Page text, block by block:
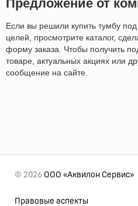
Предложение от
Если вы решили купить тумбу
целей, просмотрите каталог,
форму заказа. Чтобы получить
товаре, актуальных акциях или
сообщение на сайте.
© 2026 ООО «Аквилон Сервис»
Правовые аспекты